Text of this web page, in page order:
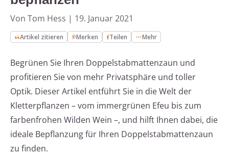
Von Tom Hess | 19. Januar 2021
Artikel zitieren Merken Teilen Mehr
Begrünen Sie Ihren Doppelstabmattenzaun und
profitieren Sie von mehr Privatsphäre und toller
Optik. Dieser Artikel entführt Sie in die Welt der
Kletterpflanzen – vom immergrünen Efeu bis zum
farbenfrohen Wilden Wein –, und hilft Ihnen dabei, die
ideale Bepflanzung für Ihren Doppelstabmattenzaun
zu finden.